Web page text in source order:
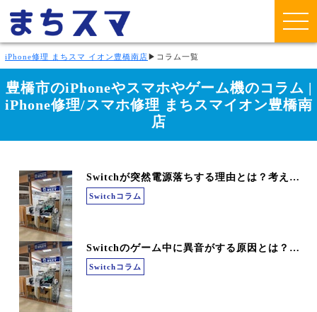
iPhone修理 まちスマ イオン豊橋南店 ▶ コラム一覧
豊橋市のiPhoneやスマホやゲーム機のコラム |
iPhone修理/スマホ修理 まちスマイオン豊橋南
店
Switchが突然電源落ちする理由とは？考えられる原因と対処法を解説
Switchコラム
Switchのゲーム中に異音がする原因とは？放置すると危険な症状を解説
Switchコラム